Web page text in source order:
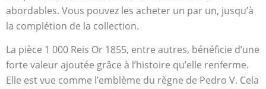
abordables. Vous pouvez les acheter un par un, jusqu’à
la complétion de la collection.
La pièce 1 000 Reis Or 1855, entre autres, bénéficie d’une
forte valeur ajoutée grâce à l’histoire qu’elle renferme.
Elle est vue comme l’emblème du règne de Pedro V. Cela